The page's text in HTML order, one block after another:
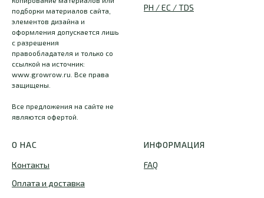
подборки материалов сайта,
элементов дизайна и
оформления допускается лишь
с разрешения
правообладателя и только со
ссылкой на источник:
www.growrow.ru. Все права
защищены.
Все предложения на сайте не
являются офертой.
PH / EC / TDS
О НАС
Контакты
Оплата и доставка
ИНФОРМАЦИЯ
FAQ